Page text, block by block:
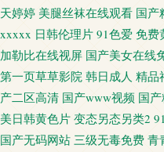
天婷婷 美腿丝袜在线观看 国产
xxxxx 日韩伦理片 91色爱 免费
加勒比在线视屏 国产美女在线
第一页草草影院 韩日成人 精品
产二区高清 国产www视频 国
美日韩黄色片 变态另态另类2
国产无码网站 三级无毒免费 青